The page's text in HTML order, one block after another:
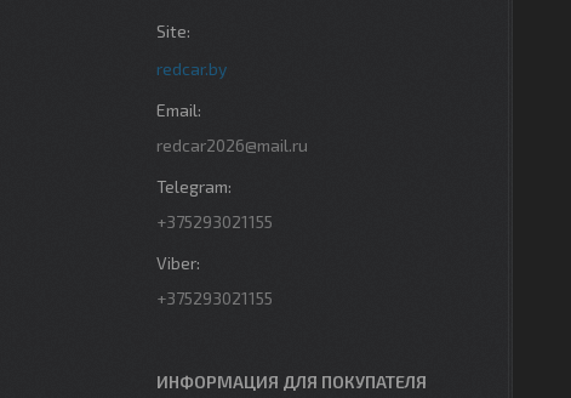
redcar.by
redcar2026@mail.ru
+375293021155
+375293021155
ИНФОРМАЦИЯ ДЛЯ ПОКУПАТЕЛЯ